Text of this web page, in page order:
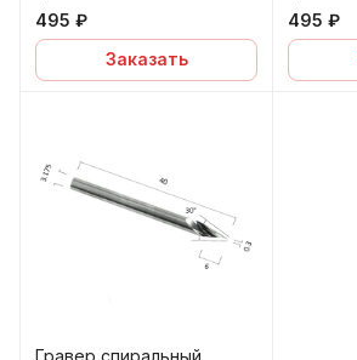
495 ₽
Заказать
495 ₽
Гравер спиральный